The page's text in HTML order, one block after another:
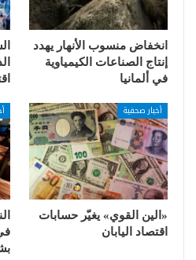
انخفاض منسوب الأنهار يهدد
إنتاج الصناعات الكيمياوية
في ألمانيا
أخبار صحفية
«الين القوي» يغيّر حسابات
اقتصاد اليابان